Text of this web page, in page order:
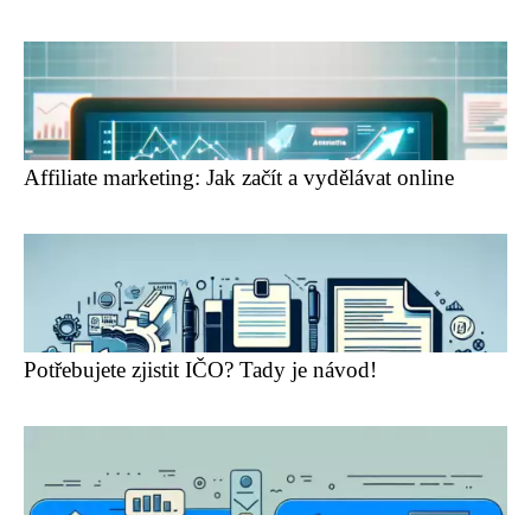
Affiliate marketing: Jak začít a vydělávat online
Potřebujete zjistit IČO? Tady je návod!